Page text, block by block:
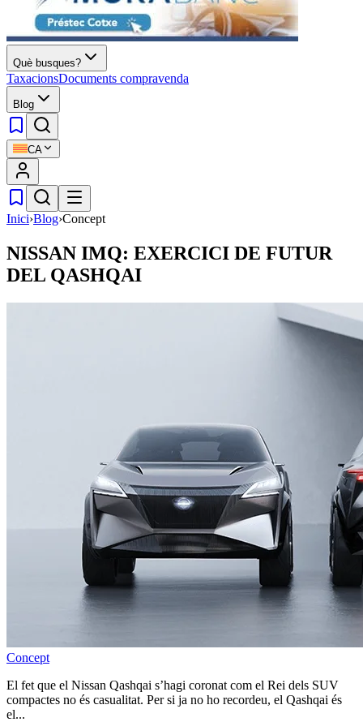
Què busques?
TaxacionsDocuments compravenda
Blog
CA
Inici›Blog›Concept
NISSAN IMQ: EXERCICI DE FUTUR
DEL QASHQAI
Concept
El fet que el Nissan Qashqai s’hagi coronat com el Rei dels SUV
compactes no és casualitat. Per si ja no ho recordeu, el Qashqai és
el...